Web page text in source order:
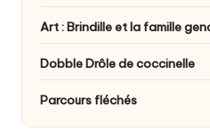
Art : Brindille et la famille
Dobble Drôle de coccinelle
Parcours fléchés